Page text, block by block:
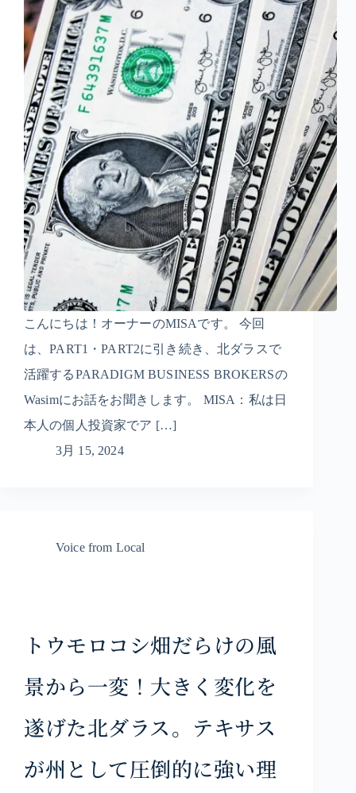
こんにちは！オーナーのMISAです。 今回
は、PART1・PART2に引き続き、北ダラスで
活躍するPARADIGM BUSINESS BROKERSの
Wasimにお話をお聞きします。 MISA：私は日
本人の個人投資家でア […]
3月 15, 2024
Voice from Local
トウモロコシ畑だらけの風
景から一変！大きく変化を
遂げた北ダラス。テキサス
が州として圧倒的に強い理